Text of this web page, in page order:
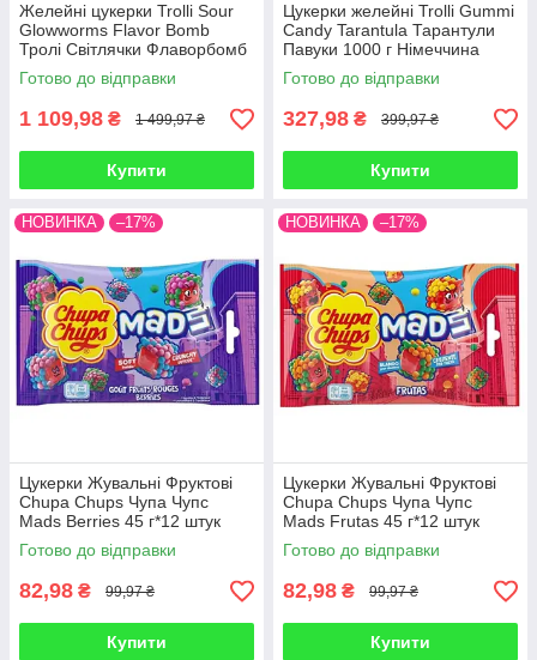
Желейні цукерки Trolli Sour
Glowworms Flavor Bomb
Тролі Світлячки Флаворбомб
60 штук 1128 г Німеччина
Готово до відправки
1 109,98 ₴ 1 499,97 ₴
Купити
Цукерки желейні Trolli Gummi
Candy Tarantula Тарантули
Павуки 1000 г Німеччина
Готово до відправки
327,98 ₴ 399,97 ₴
Купити
НОВИНКА –17%
Цукерки Жувальні Фруктові
Chupa Chups Чупа Чупс
Mads Berries 45 г*12 штук
(Упаковка) Іспанія
Готово до відправки
82,98 ₴ 99,97 ₴
Купити
НОВИНКА –17%
Цукерки Жувальні Фруктові
Chupa Chups Чупа Чупс
Mads Frutas 45 г*12 штук
(Упаковка) Іспанія
Готово до відправки
82,98 ₴ 99,97 ₴
Купити